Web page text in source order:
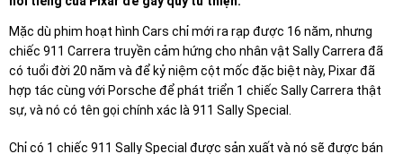
Mặc dù phim hoạt hình Cars chỉ mới ra rạp được 16 năm, nhưng
chiếc 911 Carrera truyền cảm hứng cho nhân vật Sally Carrera đã
có tuổi đời 20 năm và để kỷ niệm cột mốc đặc biệt này, Pixar đã
hợp tác cùng với Porsche để phát triển 1 chiếc Sally Carrera thật
sự, và nó có tên gọi chính xác là 911 Sally Special.
Chỉ có 1 chiếc 911 Sally Special được sản xuất và nó sẽ được bán